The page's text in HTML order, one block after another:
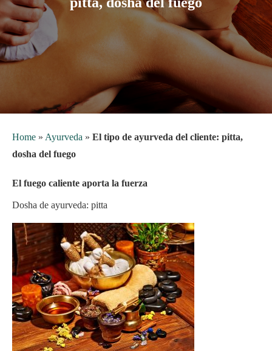
Home » Ayurveda » El tipo de ayurveda del cliente: pitta,
dosha del fuego
El fuego caliente aporta la fuerza
Dosha de ayurveda: pitta